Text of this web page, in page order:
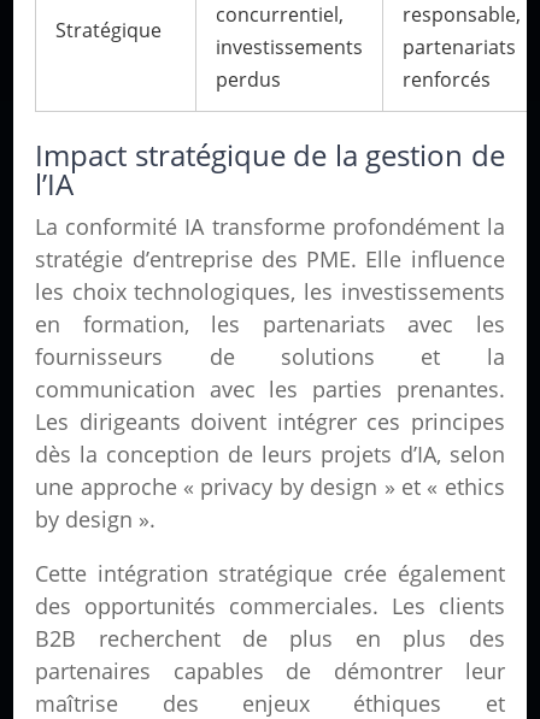
Stratégique
concurrentiel,
investissements
perdus
responsable,
partenariats
renforcés
Impact stratégique de la gestion de
l’IA
La conformité IA transforme profondément la
stratégie d’entreprise des PME. Elle influence
les choix technologiques, les investissements
en formation, les partenariats avec les
fournisseurs de solutions et la
communication avec les parties prenantes.
Les dirigeants doivent intégrer ces principes
dès la conception de leurs projets d’IA, selon
une approche « privacy by design » et « ethics
by design ».
Cette intégration stratégique crée également
des opportunités commerciales. Les clients
B2B recherchent de plus en plus des
partenaires capables de démontrer leur
maîtrise des enjeux éthiques et